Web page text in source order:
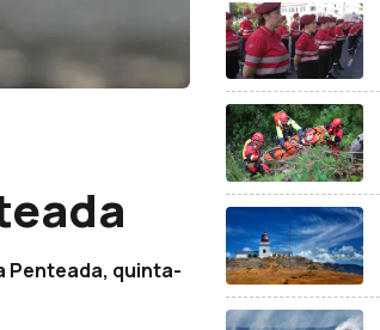
Penteada, quinta-